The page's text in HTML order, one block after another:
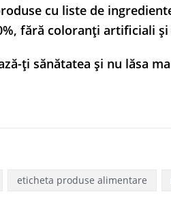
cu liste de
fără coloranți artificiali
ți sănătatea și nu lăsa
eticheta produse alimentare